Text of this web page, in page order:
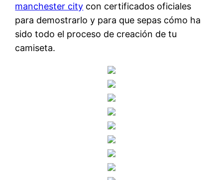
manchester city con certificados oficiales
para demostrarlo y para que sepas cómo ha
sido todo el proceso de creación de tu
camiseta.